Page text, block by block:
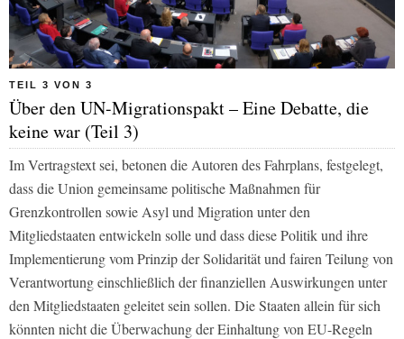
TEIL 3 VON 3
Über den UN-Migrationspakt – Eine Debatte, die
keine war (Teil 3)
Im Vertragstext sei, betonen die Autoren des Fahrplans, festgelegt,
dass die Union gemeinsame politische Maßnahmen für
Grenzkontrollen sowie Asyl und Migration unter den
Mitgliedstaaten entwickeln solle und dass diese Politik und ihre
Implementierung vom Prinzip der Solidarität und fairen Teilung von
Verantwortung einschließlich der finanziellen Auswirkungen unter
den Mitgliedstaaten geleitet sein sollen. Die Staaten allein für sich
könnten nicht die Überwachung der Einhaltung von EU-Regeln